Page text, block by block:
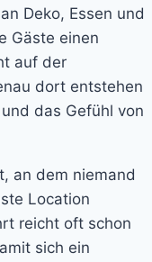
Deko, Essen und
Gäste einen
auf der
dort entstehen
das Gefühl von
an dem niemand
Location
reicht oft schon
sich ein